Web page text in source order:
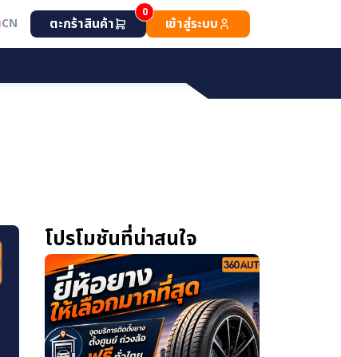
CN ตะกร้าสินค้า
0
เข้าสู่ระบบ
โปรโมชันที่น่าสนใจ